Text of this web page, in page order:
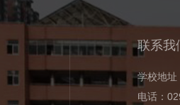
联系我
学校地址
电话：